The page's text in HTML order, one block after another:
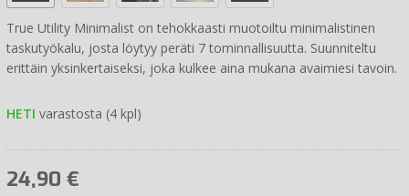
True Utility Minimalist on tehokkaasti muotoiltu minimalistinen
taskutyökalu, josta löytyy peräti 7 tominnallisuutta. Suunniteltu
erittäin yksinkertaiseksi, joka kulkee aina mukana avaimiesi tavoin.
HETI varastosta (4 kpl)
24,90 €